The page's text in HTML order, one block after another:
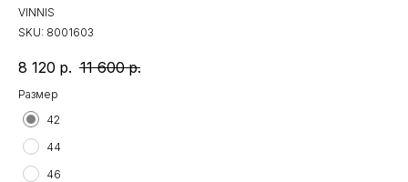
VINNIS
SKU: 8001603
8 120 р. 11 600 р.
Размер
42
44
46